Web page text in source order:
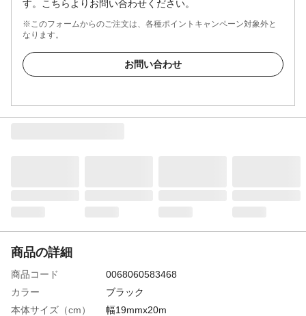
す。こちらよりお問い合わせください。
※このフォームからのご注文は、各種ポイントキャンペーン対象外と
なります。
お問い合わせ
商品の詳細
商品コード
0068060583468
カラー
ブラック
本体サイズ（cm）
幅19mmx20m